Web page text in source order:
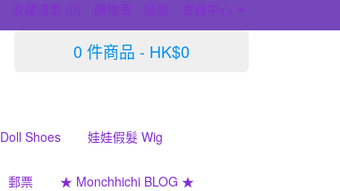
收藏清單 (0) 購物車 結帳 會員中心
0 件商品 - HK$0
Doll Shoes 娃娃假髮 Wig
郵票 ★ Monchhichi BLOG ★